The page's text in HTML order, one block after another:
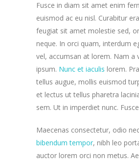
Fusce in diam sit amet enim
euismod ac eu nisl. Curabitur
feugiat sit amet molestie sed,
neque. In orci quam, interdum
vel, accumsan at lorem. Nam a
ipsum. Nunc et iaculis lorem.
tellus augue, mollis euismod
et lectus ut tellus pharetra
sem. Ut in imperdiet nunc.
Maecenas consectetur, odio
bibendum tempor, nibh leo
auctor lorem orci non metus.